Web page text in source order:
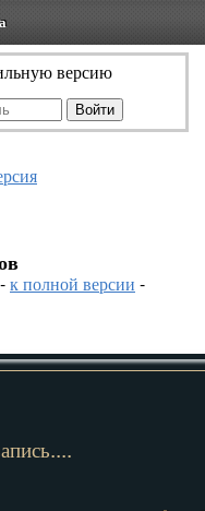
версию
-к полной версии -